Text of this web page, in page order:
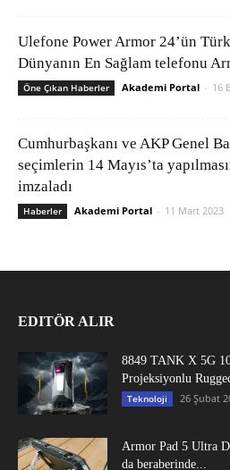
Ulefone Power Armor 24’ün
Dünyanın En Sağlam telefonu
Öne Çıkan Haberler Akademi Portal - 16
Cumhurbaşkanı ve AKP Genel
seçimlerin 14 Mayıs’ta
imzaladı
Haberler Akademi Portal - 11 Mart 2023
EDITÖR ALIR
8849 TANK X 5G
Projeksiyonlu
Teknoloji 26 Şubat
Armor Pad 5 Ultra
da beraberinde...